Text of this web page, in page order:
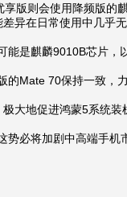
版则会使用降频版的
异在日常使用中几乎
是麒麟9010B芯片，
Mate 70保持一致，
大地促进鸿蒙5系统装
必将加剧中高端手机